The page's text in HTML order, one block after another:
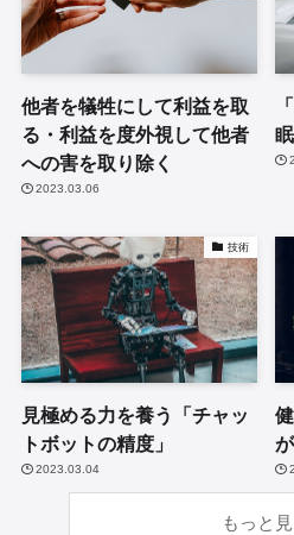
他者を犠牲にして利益を取
る・利益を度外視して他者
への害を取り除く
2023.03.06
眠
技術
見極める力を養う「チャッ
トボットの精度」
2023.03.04
もっと